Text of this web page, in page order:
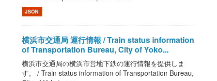
JSON
横浜市交通局 運行情報 / Train status information
of Transportation Bureau, City of Yoko...
横浜市交通局の横浜市営地下鉄の運行情報を提供しま
す。 / Train status information of Transportation Bureau,